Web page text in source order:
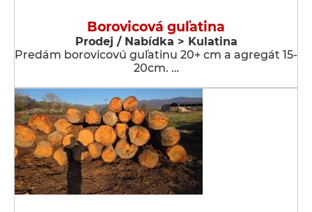
Borovicová guľatina
Prodej / Nabídka > Kulatina
Predám borovicovú guľatinu 20+ cm a agregát 15-
20cm. …